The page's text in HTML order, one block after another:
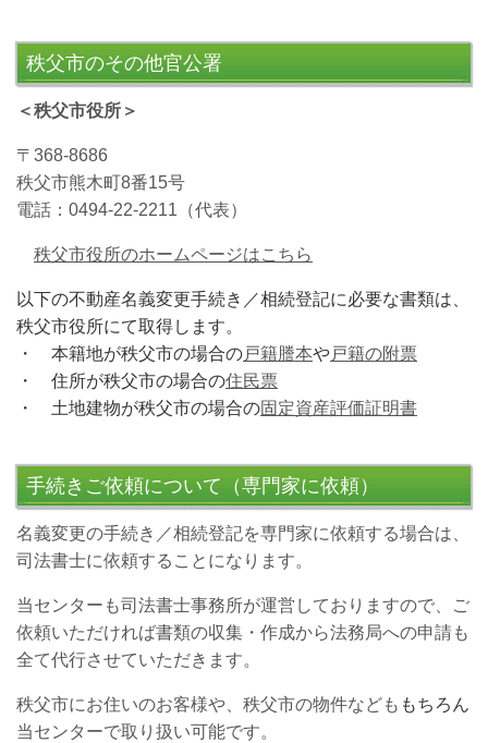
秩父市のその他官公署
＜秩父市役所＞
〒368-8686
秩父市熊木町8番15号
電話：0494-22-2211（代表）
秩父市役所のホームページはこちら
以下の不動産名義変更手続き／相続登記に必要な書類は、
秩父市役所にて取得します。
・ 本籍地が秩父市の場合の戸籍謄本や戸籍の附票
・ 住所が秩父市の場合の住民票
・ 土地建物が秩父市の場合の固定資産評価証明書
手続きご依頼について（専門家に依頼）
名義変更の手続き／相続登記を専門家に依頼する場合は、
司法書士に依頼することになります。
当センターも司法書士事務所が運営しておりますので、ご
依頼いただければ書類の収集・作成から法務局への申請も
全て代行させていただきます。
秩父市にお住いのお客様や、秩父市の物件なども もちろん
当センターで取り扱い可能です。